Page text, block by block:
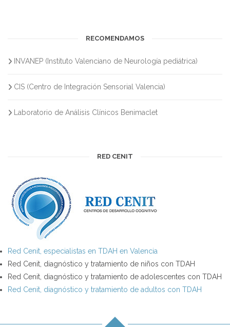
RECOMENDAMOS
INVANEP (Instituto Valenciano de Neurología pediátrica)
CIS (Centro de Integración Sensorial Valencia)
Laboratorio de Análisis Clínicos Benimaclet
RED CENIT
Red Cenit, especialistas en TDAH en Valencia
Red Cenit, diagnóstico y tratamiento de niños con TDAH
Red Cenit, diagnóstico y tratamiento de adolescentes con TDAH
Red Cenit, diagnóstico y tratamiento de adultos con TDAH